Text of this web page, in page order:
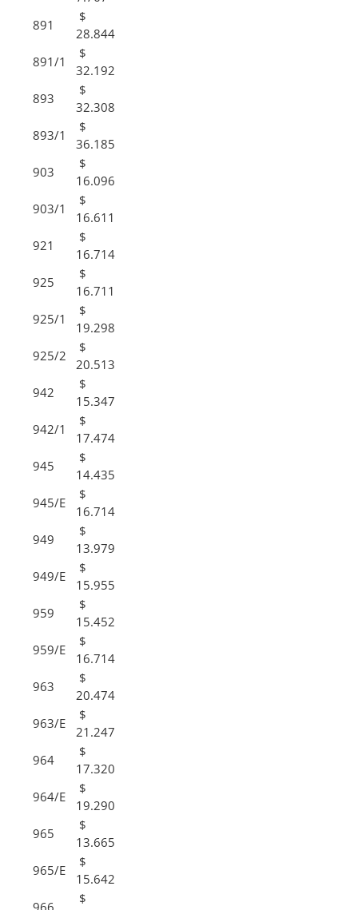
891
$
28.844
891/1
$
32.192
893
$
32.308
893/1
$
36.185
903
$
16.096
903/1
$
16.611
921
$
16.714
925
$
16.711
925/1
$
19.298
925/2
$
20.513
942
$
15.347
942/1
$
17.474
945
$
14.435
945/E
$
16.714
949
$
13.979
949/E
$
15.955
959
$
15.452
959/E
$
16.714
963
$
20.474
963/E
$
21.247
964
$
17.320
964/E
$
19.290
965
$
13.665
965/E
$
15.642
966
$